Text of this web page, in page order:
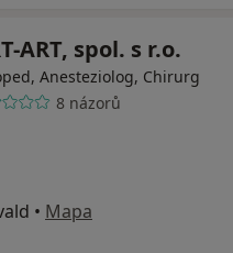
ART, spol. s r.o.
Anesteziolog, Chirurg
8 názorů
• Mapa